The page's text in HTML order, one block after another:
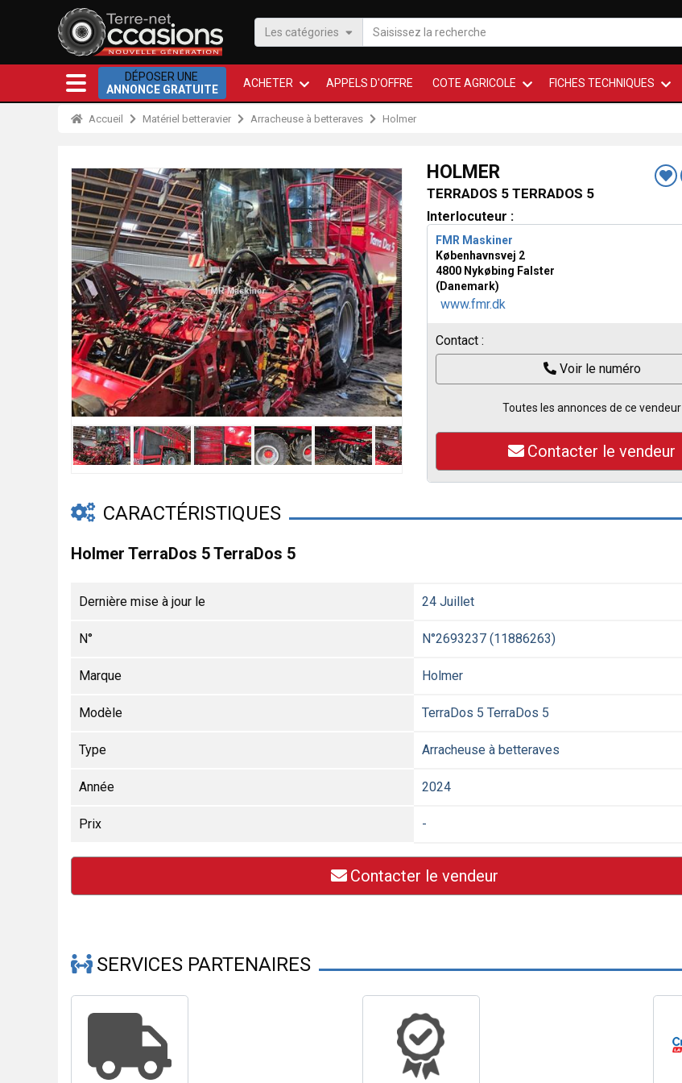
Les catégories
DÉPOSER UNE
ANNONCE GRATUITE
ACHETER APPELS D'OFFRE COTE AGRICOLE FICHES TECHNIQUES
Accueil Matériel betteravier Arracheuse à betteraves Holmer
HOLMER
TERRADOS 5 TERRADOS 5
Interlocuteur :
FMR Maskiner
Københavnsvej 2
4800 Nykøbing Falster
(Danemark)
www.fmr.dk
Contact :
Voir le numéro
Toutes les annonces de ce vendeur
Contacter le vendeur
CARACTÉRISTIQUES
Holmer TerraDos 5 TerraDos 5
Dernière mise à jour le 24 Juillet
N° N°2693237 (11886263)
Marque Holmer
Modèle TerraDos 5 TerraDos 5
Type Arracheuse à betteraves
Année 2024
Prix -
Contacter le vendeur
SERVICES PARTENAIRES